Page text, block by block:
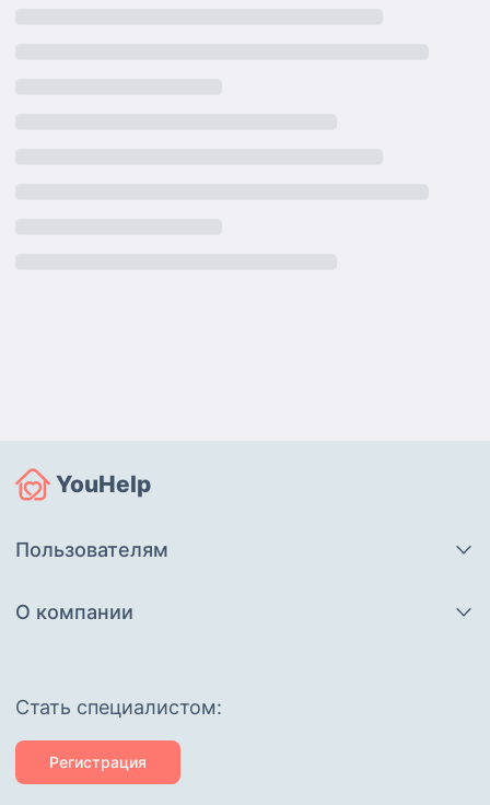
YouHelp
Пользователям
О компании
Cтать специалистом:
Регистрация